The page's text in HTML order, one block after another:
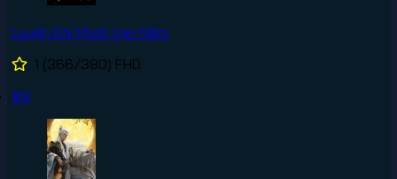
Luyện Khí Mười Vạn Năm
1 (366/380) FHD
#9